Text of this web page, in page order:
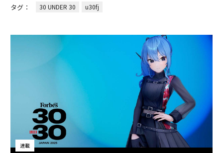
タグ： 30 UNDER 30 u30fj
連載